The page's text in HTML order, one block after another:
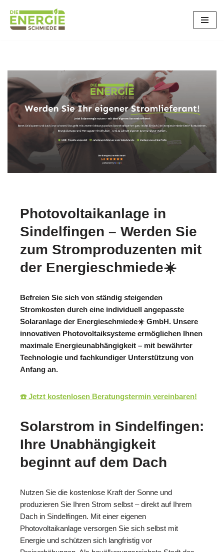
Zum
Photovoltaikanlage in
Sindelfingen – Werden Sie
zum Stromproduzenten mit
der Energieschmiede☀️
Befreien Sie sich von ständig steigenden
Stromkosten durch eine individuell angepasste
Solaranlage der Energieschmiede☀️ GmbH. Unsere
innovativen Photovoltaiksysteme ermöglichen Ihnen
maximale Energieunabhängigkeit – mit bewährter
Technologie und fachkundiger Unterstützung von
Anfang an.
☎️ Jetzt kostenlosen Beratungstermin vereinbaren!
Solarstrom in Sindelfingen:
Ihre Unabhängigkeit
beginnt auf dem Dach
Nutzen Sie die kostenlose Kraft der Sonne und
produzieren Sie Ihren Strom selbst – direkt auf Ihrem
Dach in Sindelfingen. Mit einer eigenen
Photovoltaikanlage versorgen Sie sich selbst mit
Energie und schützen sich langfristig vor